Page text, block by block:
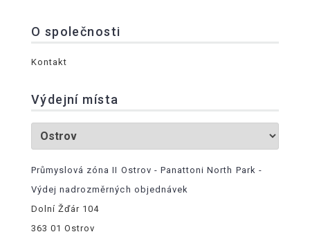
O společnosti
Kontakt
Výdejní místa
Průmyslová zóna II Ostrov - Panattoni North Park -
Výdej nadrozměrných objednávek
Dolní Žďár 104
363 01 Ostrov